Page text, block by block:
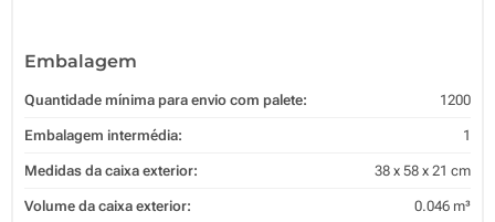
Embalagem
Quantidade mínima para envio com palete: 1200
Embalagem intermédia: 1
Medidas da caixa exterior: 38 x 58 x 21 cm
Volume da caixa exterior: 0.046 m³